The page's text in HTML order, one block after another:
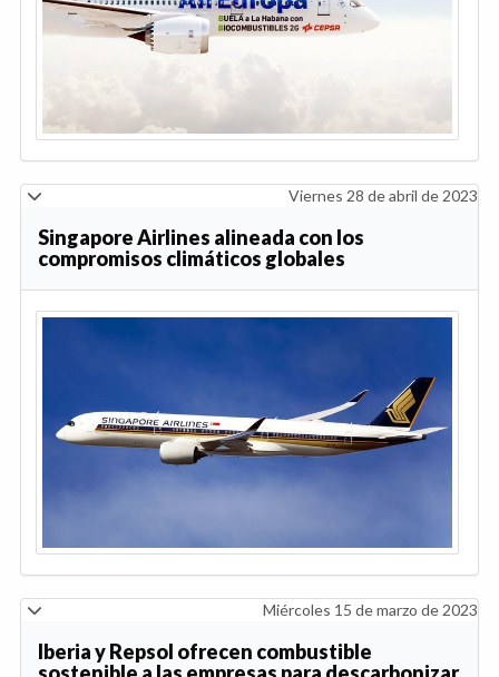
Viernes 28 de abril de 2023
Singapore Airlines alineada con los
compromisos climáticos globales
Miércoles 15 de marzo de 2023
Iberia y Repsol ofrecen combustible